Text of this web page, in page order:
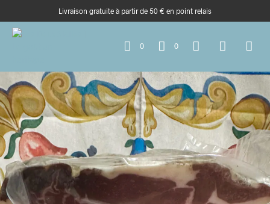
Livraison gratuite à partir de 50 € en point relais
0 0